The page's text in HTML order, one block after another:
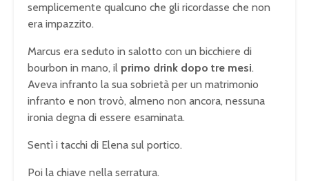
semplicemente qualcuno che gli ricordasse che non
era impazzito.
Marcus era seduto in salotto con un bicchiere di
bourbon in mano, il primo drink dopo tre mesi.
Aveva infranto la sua sobrietà per un matrimonio
infranto e non trovò, almeno non ancora, nessuna
ironia degna di essere esaminata.
Sentì i tacchi di Elena sul portico.
Poi la chiave nella serratura.